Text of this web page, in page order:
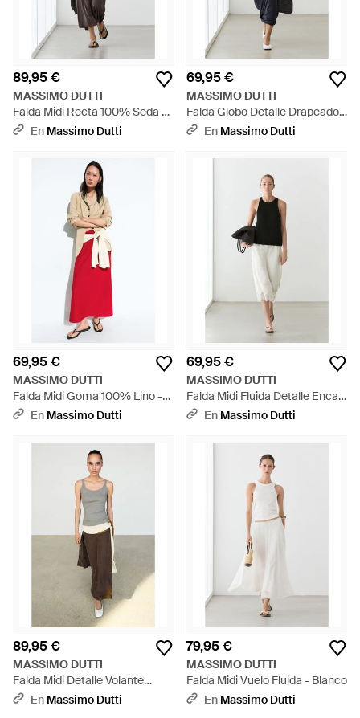
89,95 €
MASSIMO DUTTI
Falda Midi Recta 100% Seda -
Blanco
En Massimo Dutti
69,95 €
MASSIMO DUTTI
Falda Globo Detalle Drapeado
Total Look - Azul
En Massimo Dutti
69,95 €
MASSIMO DUTTI
Falda Midi Goma 100% Lino -
RojoEn Massimo Dutti
69,95 €
MASSIMO DUTTI
Falda Midi Fluida Detalle Encaje
- Blanco
En Massimo Dutti
89,95 €
MASSIMO DUTTI
Falda Midi Detalle Volante
Contraste - Marrón
En Massimo Dutti
79,95 €
MASSIMO DUTTI
Falda Midi Vuelo Fluida - Blanco
En Massimo Dutti